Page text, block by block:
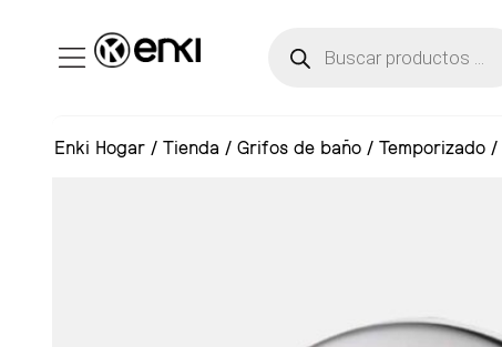
Enki Hogar / Tienda / Grifos de baño / Temporizado /